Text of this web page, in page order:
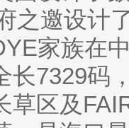
之邀设计
家族在
长7329码
草区及